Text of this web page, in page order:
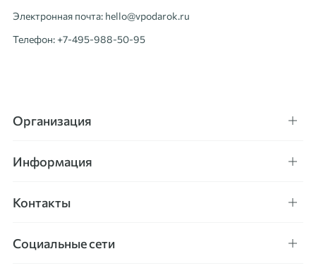
Электронная почта: hello@vpodarok.ru
Телефон: +7-495-988-50-95
Организация
Информация
Контакты
Социальные сети